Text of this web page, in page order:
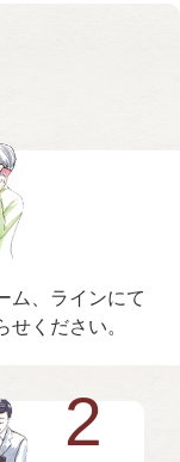
ム、ラインにて
ください。
2